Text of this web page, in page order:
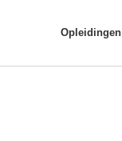
Opleidingen